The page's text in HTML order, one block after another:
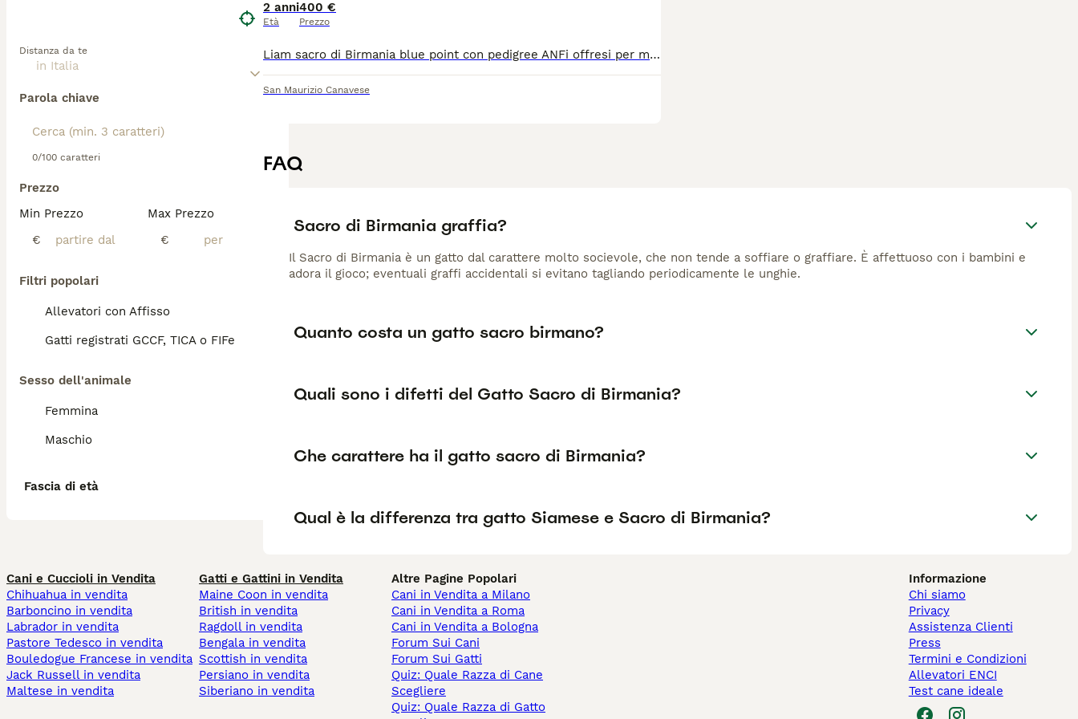
Distanza da te
Parola chiave
0/100 caratteri
Prezzo
Min Prezzo
€
Max Prezzo
€
Filtri popolari
Allevatori con Affisso
Gatti registrati GCCF, TICA o FIFe
Sesso dell'animale
Femmina
Maschio
Fascia di età
2 anni
Età
400 €
Prezzo
Liam sacro di Birmania blue point con pedigree ANFi offresi per monte, siamo disponibili a ospitare la gatta
San Maurizio Canavese
FAQ
Sacro di Birmania graffia?
Il Sacro di Birmania è un gatto dal carattere molto socievole, che non tende a soffiare o graffiare. È affettuoso con i bambini e
adora il gioco; eventuali graffi accidentali si evitano tagliando periodicamente le unghie.
Quanto costa un gatto sacro birmano?
Quali sono i difetti del Gatto Sacro di Birmania?
Che carattere ha il gatto sacro di Birmania?
Qual è la differenza tra gatto Siamese e Sacro di Birmania?
Cani e Cuccioli in Vendita
Chihuahua in vendita
Barboncino in vendita
Labrador in vendita
Pastore Tedesco in vendita
Bouledogue Francese in vendita
Jack Russell in vendita
Maltese in vendita
Gatti e Gattini in Vendita
Maine Coon in vendita
British in vendita
Ragdoll in vendita
Bengala in vendita
Scottish in vendita
Persiano in vendita
Siberiano in vendita
Altre Pagine Popolari
Cani in Vendita a Milano
Cani in Vendita a Roma
Cani in Vendita a Bologna
Forum Sui Cani
Forum Sui Gatti
Quiz: Quale Razza di Cane
Scegliere
Quiz: Quale Razza di Gatto
Informazione
Chi siamo
Privacy
Assistenza Clienti
Press
Termini e Condizioni
Allevatori ENCI
Test cane ideale